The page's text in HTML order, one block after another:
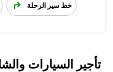
خط سير الرحلة
تأجير السيارات